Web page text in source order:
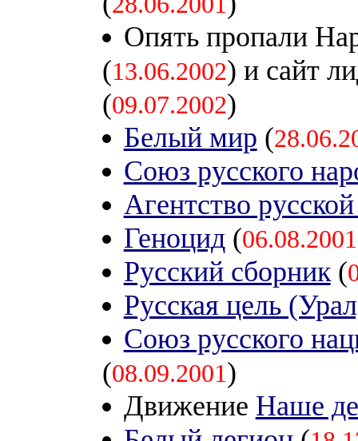
Опять пропали
(13.06.2002) и сайт
(09.07.2002)
Белый мир (
Союз русского
Агентство
Геноцид (06.08.2001
Русский сборник(
Русская цель
Союз русского
(08.09.2001)
Движение Наше